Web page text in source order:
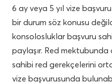
6 ay veya 5 yıl vize
bir durum söz konusu
konsolosluklar başvuru
paylaşır. Red
sahibi red gerekçelerini
vize başvurusunda